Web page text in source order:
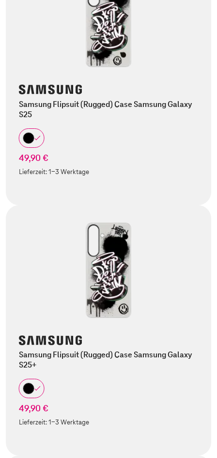
Samsung Flipsuit (Rugged) Case Samsung Galaxy
S25
49,90 €
Lieferzeit:1-3 Werktage
Samsung Flipsuit (Rugged) Case Samsung Galaxy
S25+
49,90 €
Lieferzeit:1-3 Werktage